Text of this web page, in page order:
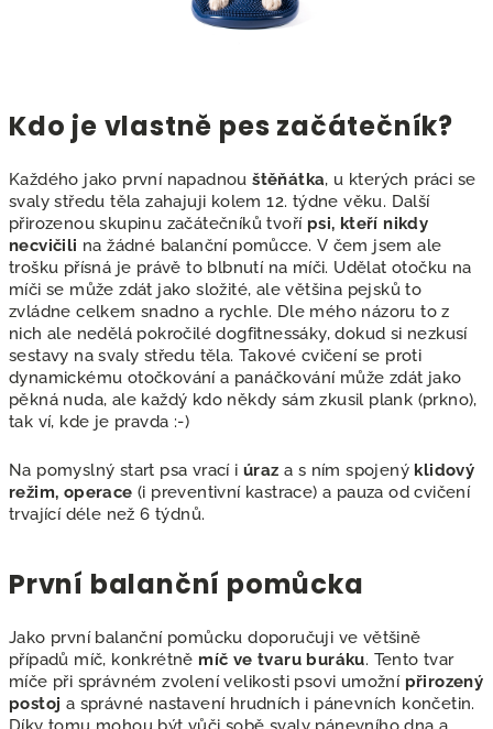
Kdo je vlastně pes začátečník?
Každého jako první napadnouštěňátka, u kterých práci se
svaly středu těla zahajuji kolem 12. týdne věku. Další
přirozenou skupinu začátečníků tvoří psi, kteří nikdy
necvičili na žádné balanční pomůcce. V čem jsem ale
trošku přísná je právě to blbnutí na míči. Udělat otočku na
míči se může zdát jako složité, ale většina pejsků to
zvládne celkem snadno a rychle. Dle mého názoru to z
nich ale nedělá pokročilé dogfitnessáky, dokud si nezkusí
sestavy na svaly středu těla. Takové cvičení se proti
dynamickému otočkování a panáčkování může zdát jako
pěkná nuda, ale každý kdo někdy sám zkusil plank (prkno),
tak ví, kde je pravda :-)
Na pomyslný start psa vrací i úraz a s ním spojený klidový
režim, operace (i preventivní kastrace) a pauza od cvičení
trvající déle než 6 týdnů.
První balanční pomůcka
Jako první balanční pomůcku doporučuji ve většině
případů míč, konkrétně míč ve tvaru buráku. Tento tvar
míče při správném zvolení velikosti psovi umožní přirozený
postoj a správné nastavení hrudních i pánevních končetin.
Díky tomu mohou být vůči sobě svaly pánevního dna a